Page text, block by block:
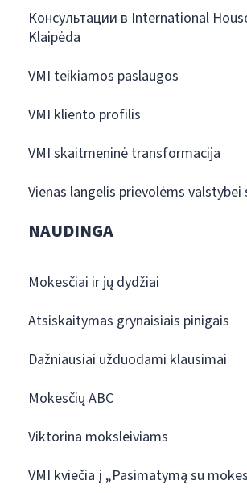
Консультации в International
Klaipėda
VMI teikiamos paslaugos
VMI kliento profilis
VMI skaitmeninė transformacija
Vienas langelis prievolėms
NAUDINGA
Mokesčiai ir jų dydžiai
Atsiskaitymas grynaisiais pinigais
Dažniausiai užduodami klausimai
Mokesčių ABC
Viktorina moksleiviams
VMI kviečia į „Pasimatymą su